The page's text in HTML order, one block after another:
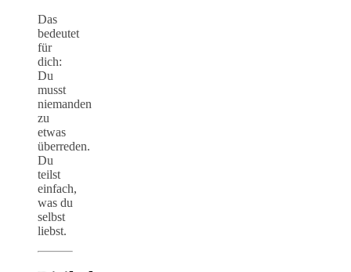
Das
bedeutet
für
dich:
Du
musst
niemanden
zu
etwas
überreden.
Du
teilst
einfach,
was du
selbst
liebst.